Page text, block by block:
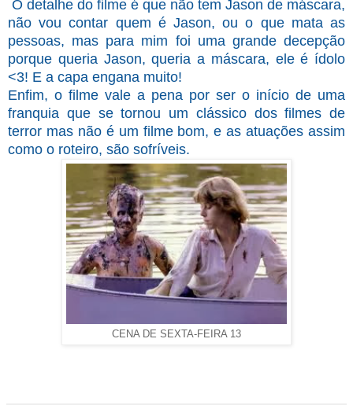
O detalhe do filme é que não tem Jason de máscara,
não vou contar quem é Jason, ou o que mata as
pessoas, mas para mim foi uma grande decepção
porque queria Jason, queria a máscara, ele é ídolo
<3! E a capa engana muito!
Enfim, o filme vale a pena por ser o início de uma
franquia que se tornou um clássico dos filmes de
terror mas não é um filme bom, e as atuações assim
como o roteiro, são sofríveis.
CENA DE SEXTA-FEIRA 13